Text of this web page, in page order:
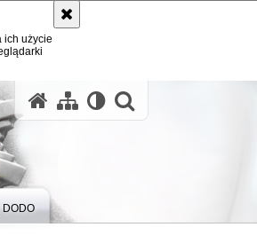
ich użycie
DODO